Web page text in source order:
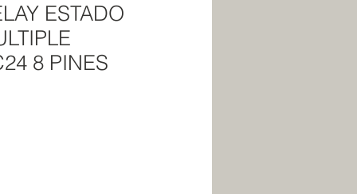
ESTADO
8 PINES